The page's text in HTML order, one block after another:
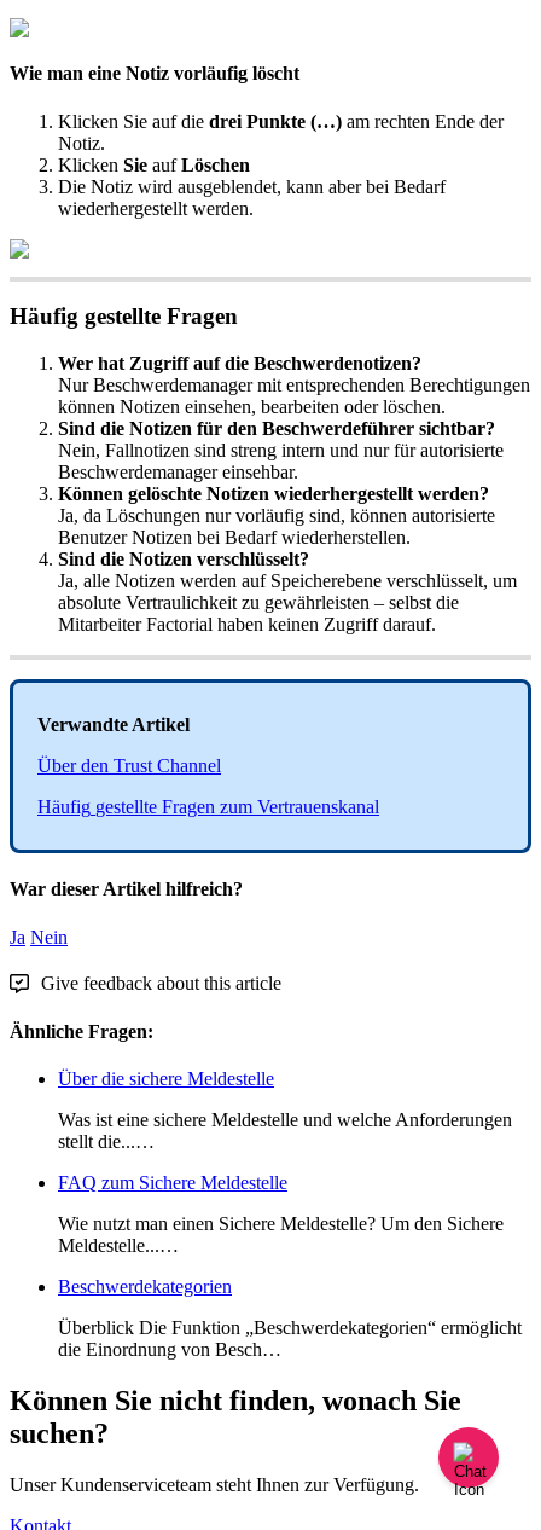
Wie man eine Notiz vorläufig löscht
Klicken Sie auf die drei Punkte (…) am rechten Ende der
Notiz.
Klicken Sie auf Löschen
Die Notiz wird ausgeblendet, kann aber bei Bedarf
wiederhergestellt werden.
Häufig gestellte Fragen
Wer hat Zugriff auf die Beschwerdenotizen?
Nur Beschwerdemanager mit entsprechenden Berechtigungen
können Notizen einsehen, bearbeiten oder löschen.
Sind die Notizen für den Beschwerdeführer sichtbar?
Nein, Fallnotizen sind streng intern und nur für autorisierte
Beschwerdemanager einsehbar.
Können gelöschte Notizen wiederhergestellt werden?
Ja, da Löschungen nur vorläufig sind, können autorisierte
Benutzer Notizen bei Bedarf wiederherstellen.
Sind die Notizen verschlüsselt?
Ja, alle Notizen werden auf Speicherebene verschlüsselt, um
absolute Vertraulichkeit zu gewährleisten – selbst die
Mitarbeiter Factorial haben keinen Zugriff darauf.
Verwandte Artikel
Über den Trust Channel
Häufig gestellte Fragen zum Vertrauenskanal
War dieser Artikel hilfreich?
Ja Nein
Give feedback about this article
Ähnliche Fragen:
Über die sichere Meldestelle
Was ist eine sichere Meldestelle und welche Anforderungen
stellt die...…
FAQ zum Sichere Meldestelle
Wie nutzt man einen Sichere Meldestelle? Um den Sichere
Meldestelle...…
Beschwerdekategorien
Überblick Die Funktion „Beschwerdekategorien“ ermöglicht
die Einordnung von Besch…
Können Sie nicht finden, wonach Sie
suchen?
Unser Kundenserviceteam steht Ihnen zur Verfügung.
Kontakt